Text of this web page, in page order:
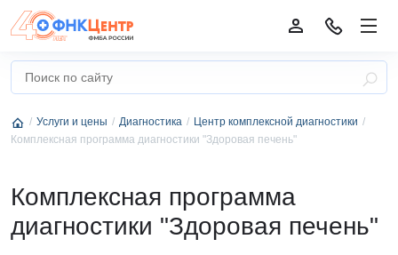
Услуги и цены Диагностика
Центр комплексной диагностики
Комплексная программа диагностики "Здоровая печень"
Комплексная программа
диагностики "Здоровая печень"